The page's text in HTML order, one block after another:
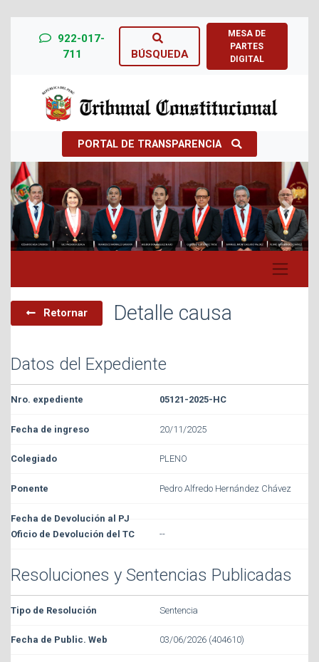
922-017-
711
BÚSQUEDA
MESA DE
PARTES
DIGITAL
PORTAL DE TRANSPARENCIA
Previous Next
Retornar Detalle causa
Datos del Expediente
05121-2025-HC
20/11/2025
PLENO
Pedro Alfredo Hernández Chávez
--
Resoluciones y Sentencias Publicadas
Sentencia
03/06/2026 (404610)